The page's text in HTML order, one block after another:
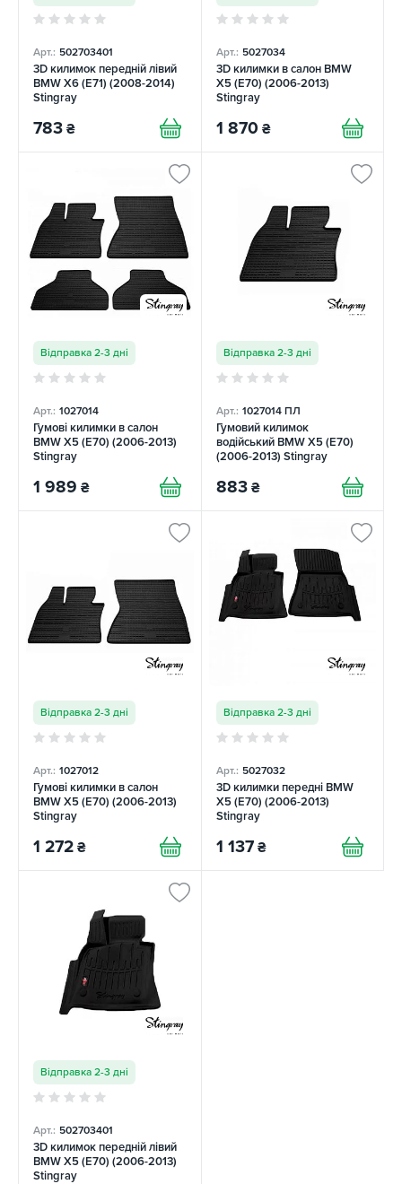
Арт.: 502703401
3D килимок передній лівий
BMW X6 (E71) (2008-2014)
Stingray
783 ₴
Арт.: 5027034
3D килимки в салон BMW
X5 (E70) (2006-2013)
Stingray
1 870 ₴
Відправка 2-3 дні
Арт.: 1027014
Гумові килимки в салон
BMW X5 (E70) (2006-2013)
Stingray
1 989 ₴
Відправка 2-3 дні
Арт.: 1027014 ПЛ
Гумовий килимок
водійський BMW X5 (E70)
(2006-2013) Stingray
883 ₴
Відправка 2-3 дні
Арт.: 1027012
Гумові килимки в салон
BMW X5 (E70) (2006-2013)
Stingray
1 272 ₴
Відправка 2-3 дні
Арт.: 5027032
3D килимки передні BMW
X5 (E70) (2006-2013)
Stingray
1 137 ₴
Відправка 2-3 дні
Арт.: 502703401
3D килимок передній лівий
BMW X5 (E70) (2006-2013)
Stingray